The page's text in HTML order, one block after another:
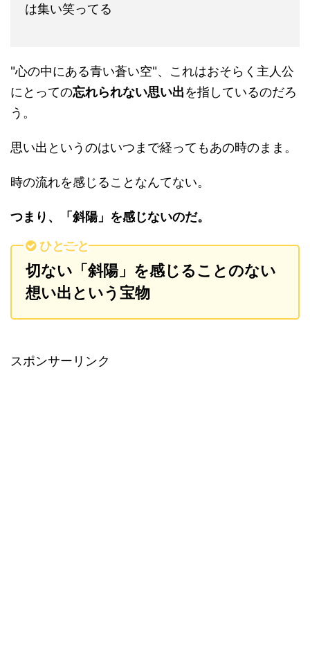
は集い笑ってる
"心の中にある青い蒼い空"、これはおそらく主人公
にとっての忘れられない思い出を指しているのだろ
う。
思い出というのはいつまで経ってもあの時のまま。
時の流れを感じることなんてない。
つまり、「斜陽」を感じないのだ。
ひとこと
切ない「斜陽」を感じることのない
想い出という宝物
スポンサーリンク